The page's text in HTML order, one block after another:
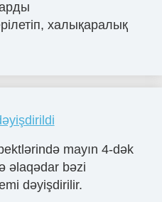
халықаралық
mayın 4-dək
əlaqədar bəzi
dəyişdirilir.